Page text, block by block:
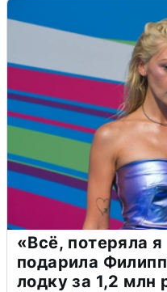
«Всё, потеряла
подарила
лодку за 1,2 млн